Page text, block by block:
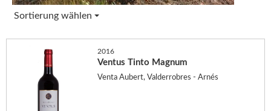
Sortierung wählen
2016
Ventus Tinto Magnum
Venta Aubert, Valderrobres - Arnés